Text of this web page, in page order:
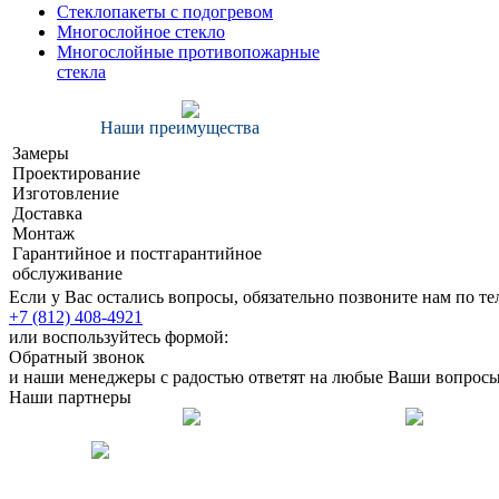
Cтеклопакеты с подогревом
Многослойное стекло
Многослойные противопожарные
стекла
Наши преимущества
Замеры
Проектирование
Изготовление
Доставка
Монтаж
Гарантийное и постгарантийное
обслуживание
Если у Вас остались вопросы, обязательно позвоните нам по
+7 (812) 408-4921
или воспользуйтесь формой:
Обратный звонок
и наши менеджеры с радостью ответят на любые Ваши
Наши партнеры